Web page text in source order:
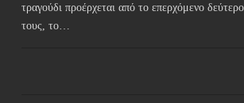
τραγούδι προέρχεται από το επερχόμενο
τους, το…